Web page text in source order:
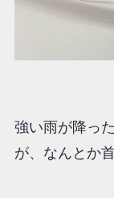
強い雨が降っ
が、なんとか